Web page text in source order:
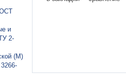
и
2-
(М)